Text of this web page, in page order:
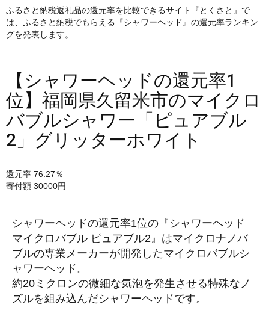
ふるさと納税返礼品の還元率を比較できるサイト『とくさと』で
は、ふるさと納税でもらえる『シャワーヘッド』の還元率ランキン
グを発表します。
【シャワーヘッドの還元率1
位】福岡県久留米市のマイクロ
バブルシャワー「ピュアブル
2」グリッターホワイト
還元率 76.27％
寄付額 30000円
シャワーヘッドの還元率1位の『シャワーヘッド
マイクロバブル ピュアブル2』はマイクロナノバ
ブルの専業メーカーが開発したマイクロバブルシ
ャワーヘッド。
約20ミクロンの微細な気泡を発生させる特殊なノ
ズルを組み込んだシャワーヘッドです。